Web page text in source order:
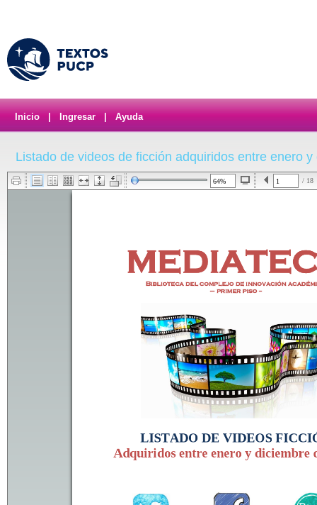
Inicio Ingresar Ayuda
Listado de videos de ficción adquiridos entre enero
/ 18